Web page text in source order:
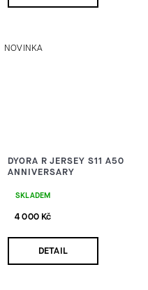
NOVINKA
DYORA R JERSEY S11 A50
ANNIVERSARY
SKLADEM
4 000 Kč
DETAIL